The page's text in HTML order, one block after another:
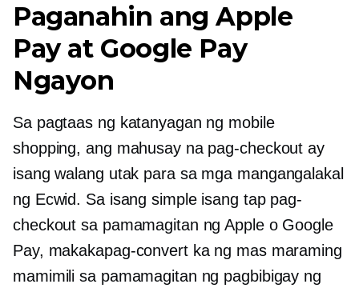
Paganahin ang Apple
Pay at Google Pay
Ngayon
Sa pagtaas ng katanyagan ng mobile
shopping, ang mahusay na pag-checkout ay
isangwalang utak para sa mga mangangalakal
ng Ecwid. Sa isang simple isang tappag-
checkout sa pamamagitan ng Apple o Google
Pay, makakapag-convert ka ng mas maraming
mamimili sa pamamagitan ng pagbibigay ng